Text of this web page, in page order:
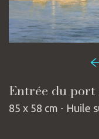
Entrée du
85 x 58 cm - Huile